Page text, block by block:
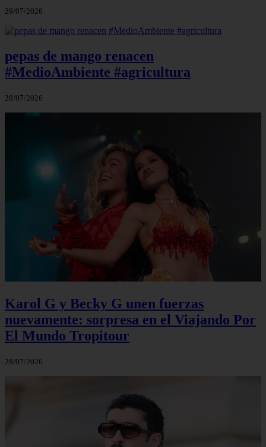
29/07/2026
pepas de mango renacen
#MedioAmbiente #agricultura
28/07/2026
Karol G y Becky G unen fuerzas
nuevamente: sorpresa en el Viajando Por
El Mundo Tropitour
28/07/2026